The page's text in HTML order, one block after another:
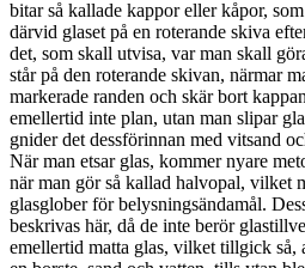
bitar så kallade kappor eller kåpor,
därvid glaset på en roterande skiva
det, som skall utvisa, var man skall
står på den roterande skivan, närmar
markerade randen och skär bort
emellertid inte plan, utan man slipar
gnider det dessförinnan med vitsand
När man etsar glas, kommer nyare
när man gör så kallad halvopal, vilket
glasglober för belysningsändamål.
beskrivas här, då de inte berör
emellertid matta glas, vilket tillgick så,